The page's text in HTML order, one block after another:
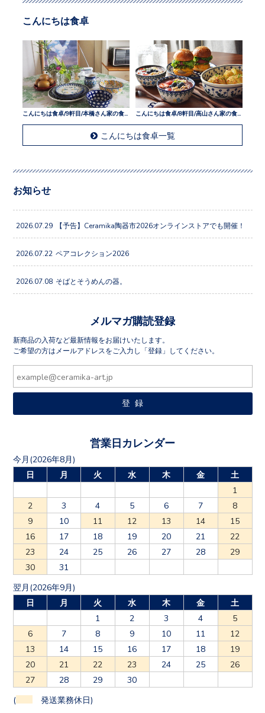
こんにちは食卓
こんにちは食卓/9軒目/本橋さん家の食卓
こんにちは食卓一覧
お知らせ
2026.07.29 【予告】Ceramika陶器市2026オンラインストアでも開催！
2026.07.22 ペアコレクション2026
2026.07.08 そばとそうめんの器。
メルマガ購読登録
新商品の入荷など最新情報をお届けいたします。
ご希望の方はメールアドレスをご入力し「登録」してください。
営業日カレンダー
今月(2026年8月)
日
月 火 水 木 金
土
1
2
3 4 5 6 7
8
9
10 11 12 13 14
15
16
17 18 19 20 21
22
23
24 25 26 27 28
29
30
31
翌月(2026年9月)
日
月 火 水 木 金
土
1
2 3 4
5
6
7 8 9 10 11
12
13
14 15 16 17 18
19
20
21 22 23 24 25
26
27
28 29 30
( 発送業務休日)